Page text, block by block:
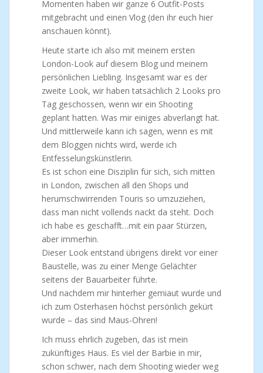
Momenten haben wir ganze 6 Outfit-Posts
mitgebracht und einen Vlog (den ihr euch hier
anschauen könnt).
Heute starte ich also mit meinem ersten
London-Look auf diesem Blog und meinem
persönlichen Liebling. Insgesamt war es der
zweite Look, wir haben tatsächlich 2 Looks pro
Tag geschossen, wenn wir ein Shooting
geplant hatten. Was mir einiges abverlangt hat.
Und mittlerweile kann ich sagen, wenn es mit
dem Bloggen nichts wird, werde ich
Entfesselungskünstlerin.
Es ist schon eine Disziplin für sich, sich mitten
in London, zwischen all den Shops und
herumschwirrenden Touris so umzuziehen,
dass man nicht vollends nackt da steht. Doch
ich habe es geschafft…mit ein paar Stürzen,
aber immerhin.
Dieser Look entstand übrigens direkt vor einer
Baustelle, was zu einer Menge Gelächter
seitens der Bauarbeiter führte.
Und nachdem mir hinterher gemiaut wurde und
ich zum Osterhasen höchst persönlich gekürt
wurde – das sind Maus-Ohren!
Ich muss ehrlich zugeben, das ist mein
zukünftiges Haus. Es viel der Barbie in mir,
schon schwer, nach dem Shooting wieder weg